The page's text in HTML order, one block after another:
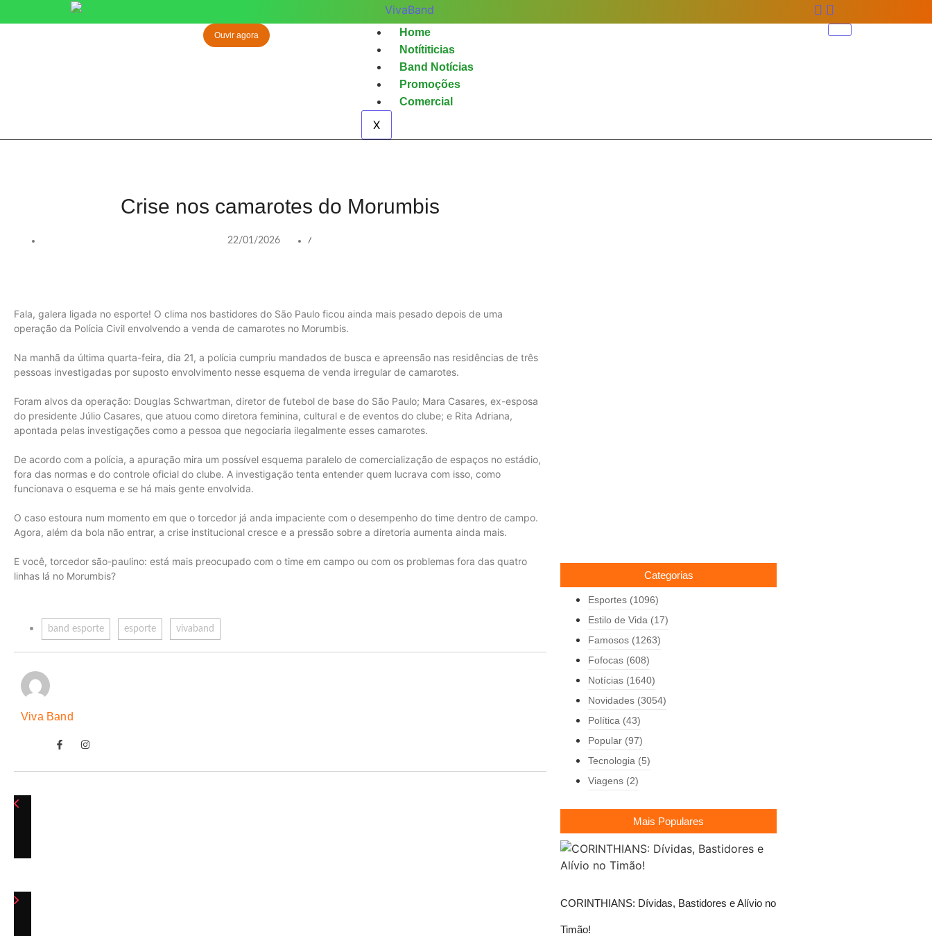
Home
Notítiticias
Band Notícias
Promoções
Comercial
X
Ouvir agora
Crise nos camarotes do Morumbis
22/01/2026 /
Fala, galera ligada no esporte! O clima nos bastidores do São Paulo ficou ainda mais pesado depois de uma
operação da Polícia Civil envolvendo a venda de camarotes no Morumbis.
Na manhã da última quarta-feira, dia 21, a polícia cumpriu mandados de busca e apreensão nas residências de três
pessoas investigadas por suposto envolvimento nesse esquema de venda irregular de camarotes.
Foram alvos da operação: Douglas Schwartman, diretor de futebol de base do São Paulo; Mara Casares, ex-esposa
do presidente Júlio Casares, que atuou como diretora feminina, cultural e de eventos do clube; e Rita Adriana,
apontada pelas investigações como a pessoa que negociaria ilegalmente esses camarotes.
De acordo com a polícia, a apuração mira um possível esquema paralelo de comercialização de espaços no estádio,
fora das normas e do controle oficial do clube. A investigação tenta entender quem lucrava com isso, como
funcionava o esquema e se há mais gente envolvida.
O caso estoura num momento em que o torcedor já anda impaciente com o desempenho do time dentro de campo.
Agora, além da bola não entrar, a crise institucional cresce e a pressão sobre a diretoria aumenta ainda mais.
E você, torcedor são-paulino: está mais preocupado com o time em campo ou com os problemas fora das quatro
linhas lá no Morumbis?
band esporte esporte vivaband
Viva Band
Mais Populares
CORINTHIANS: Dívidas, Bastidores e Alívio no
Timão!
Categorias
Esportes (1096)
Estilo de Vida (17)
Famosos (1263)
Fofocas (608)
Notícias (1640)
Novidades (3054)
Política (43)
Popular (97)
Tecnologia (5)
Viagens (2)